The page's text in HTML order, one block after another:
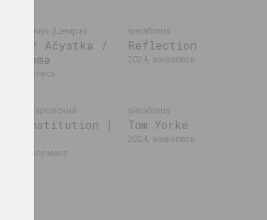
Семчук (Цемра)
/ Ačystka /
живопись
sierafimus
Reflection
2024, живопись
Комаровский
Constitution |
перформанс
sierafimus
Tom Yorke
2024, живопись